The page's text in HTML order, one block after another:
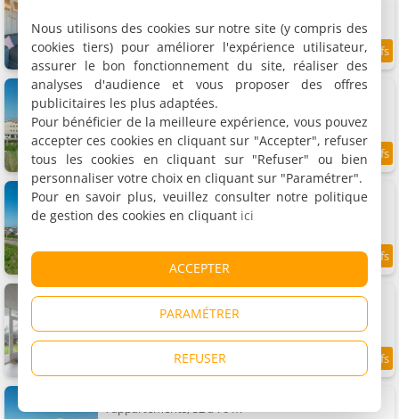
6.2 km 7.6/10
Appartement by the Dunes proche de la mer
Appartement, 52 m²
4 personnes, 1 chambre, 1 salle de bains
6.2 km 7.7/10
Strandslag 203 avec dunes vieavec balcon
Appartement, 63 m²
4 personnes, 1 chambre, 1 salle de bains
8.2/10
Gorgeous seaside apartment
3 appartements, 60 à 70 m²
4 personnes (total 12 personnes)
8.1
4 appartements, 52 à 70 m²
Nous utilisons des cookies sur notre site (y compris des
cookies tiers) pour améliorer l'expérience utilisateur,
assurer le bon fonctionnement du site, réaliser des
analyses d'audience et vous proposer des offres
publicitaires les plus adaptées.
Pour bénéficier de la meilleure expérience, vous pouvez
accepter ces cookies en cliquant sur "Accepter", refuser
tous les cookies en cliquant sur "Refuser" ou bien
personnaliser votre choix en cliquant sur "Paramétrer".
Pour en savoir plus, veuillez consulter notre politique
de gestion des cookies en cliquant ici
ACCEPTER
PARAMÉTRER
REFUSER